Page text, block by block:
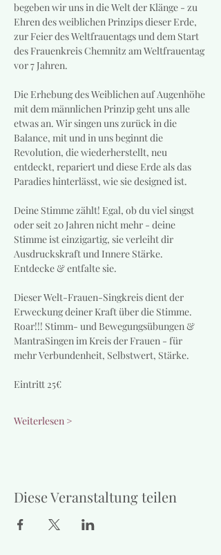
begeben wir uns in die Welt der Klänge - zu
Ehren des weiblichen Prinzips dieser Erde,
zur Feier des Weltfrauentags und dem Start
des Frauenkreis Chemnitz am Weltfrauentag
vor 7 Jahren.
Die Erhebung des Weiblichen auf Augenhöhe
mit dem männlichen Prinzip geht uns alle
etwas an. Wir singen uns zurück in die
Balance, mit und in uns beginnt die
Revolution, die wiederherstellt, neu
entdeckt, repariert und diese Erde als das
Paradies hinterlässt, wie sie designed ist.
Deine Stimme zählt! Egal, ob du viel singst
oder seit 20 Jahren nicht mehr - deine
Stimme ist einzigartig, sie verleiht dir
Ausdruckskraft und Innere Stärke.
Entdecke & entfalte sie.
Dieser Welt-Frauen-Singkreis dient der
Erweckung deiner Kraft über die Stimme.
Roar!!! Stimm- und Bewegungsübungen &
MantraSingen im Kreis der Frauen - für
mehr Verbundenheit, Selbstwert, Stärke.
Eintritt 25€
Weiterlesen >
Diese Veranstaltung teilen